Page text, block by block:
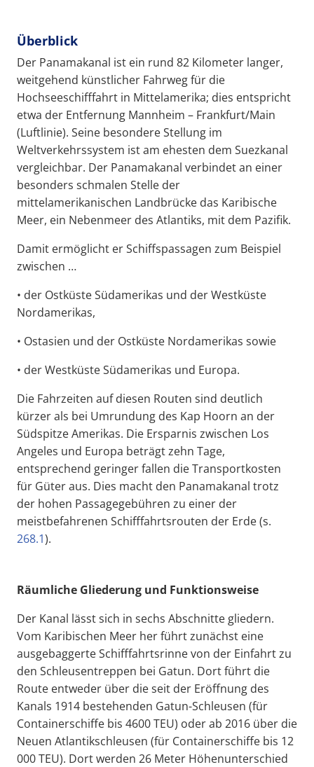
Überblick
Der Panamakanal ist ein rund 82 Kilometer langer,
weitgehend künstlicher Fahrweg für die
Hochseeschifffahrt in Mittelamerika; dies entspricht
etwa der Entfernung Mannheim – Frankfurt/Main
(Luftlinie). Seine besondere Stellung im
Weltverkehrssystem ist am ehesten dem Suezkanal
vergleichbar. Der Panamakanal verbindet an einer
besonders schmalen Stelle der
mittelamerikanischen Landbrücke das Karibische
Meer, ein Nebenmeer des Atlantiks, mit dem Pazifik.
Damit ermöglicht er Schiffspassagen zum Beispiel
zwischen …
• der Ostküste Südamerikas und der Westküste
Nordamerikas,
• Ostasien und der Ostküste Nordamerikas sowie
• der Westküste Südamerikas und Europa.
Die Fahrzeiten auf diesen Routen sind deutlich
kürzer als bei Umrundung des Kap Hoorn an der
Südspitze Amerikas. Die Ersparnis zwischen Los
Angeles und Europa beträgt zehn Tage,
entsprechend geringer fallen die Transportkosten
für Güter aus. Dies macht den Panamakanal trotz
der hohen Passagegebühren zu einer der
meistbefahrenen Schifffahrtsrouten der Erde (s.
268.1).
Räumliche Gliederung und Funktionsweise
Der Kanal lässt sich in sechs Abschnitte gliedern.
Vom Karibischen Meer her führt zunächst eine
ausgebaggerte Schifffahrtsrinne von der Einfahrt zu
den Schleusentreppen bei Gatun. Dort führt die
Route entweder über die seit der Eröffnung des
Kanals 1914 bestehenden Gatun-Schleusen (für
Containerschiffe bis 4600 TEU) oder ab 2016 über die
Neuen Atlantikschleusen (für Containerschiffe bis 12
000 TEU). Dort werden 26 Meter Höhenunterschied